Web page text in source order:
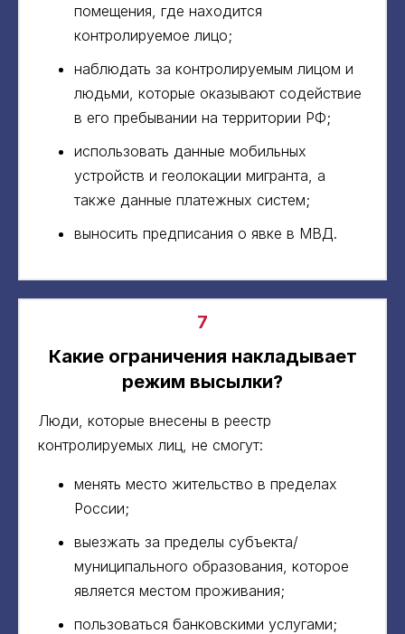
помещения, где находится
контролируемое лицо;
наблюдать за контролируемым лицом и
людьми, которые оказывают содействие
в его пребывании на территории РФ;
использовать данные мобильных
устройств и геолокации мигранта, а
также данные платежных систем;
выносить предписания о явке в МВД.
7
Какие ограничения накладывает
режим высылки?
Люди, которые внесены в реестр
контролируемых лиц, не смогут:
менять место жительство в пределах
России;
выезжать за пределы субъекта/
муниципального образования, которое
является местом проживания;
пользоваться банковскими услугами;